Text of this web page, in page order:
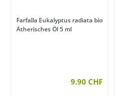
Farfalla Eukalyptus radiata bio
Ätherisches Öl 5 ml
9.90 CHF